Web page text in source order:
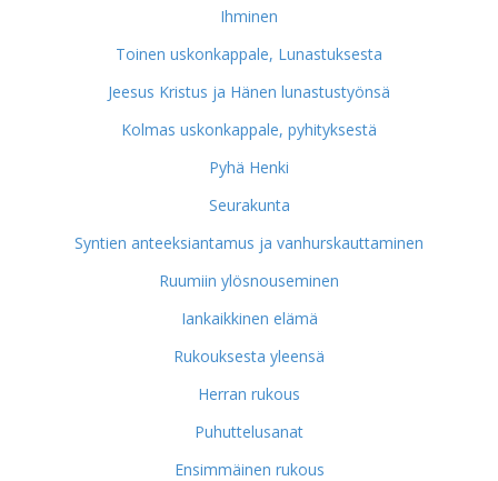
Ihminen
Toinen uskonkappale, Lunastuksesta
Jeesus Kristus ja Hänen lunastustyönsä
Kolmas uskonkappale, pyhityksestä
Pyhä Henki
Seurakunta
Syntien anteeksiantamus ja vanhurskauttaminen
Ruumiin ylösnouseminen
Iankaikkinen elämä
Rukouksesta yleensä
Herran rukous
Puhuttelusanat
Ensimmäinen rukous